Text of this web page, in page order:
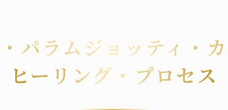
パラムジョッティ・
ヒーリング・プロセス